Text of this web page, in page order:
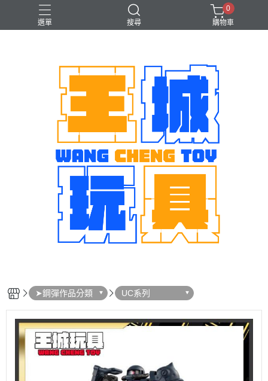
選單 搜尋
0
購物車
➤鋼彈作品分類 UC系列